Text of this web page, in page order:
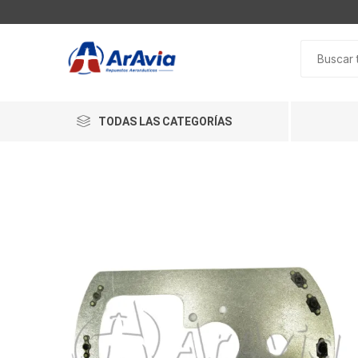
TODAS LAS CATEGORÍAS